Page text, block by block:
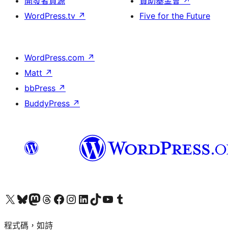
WordPress.tv ↗
Five for the Future
WordPress.com ↗
Matt ↗
bbPress ↗
BuddyPress ↗
查看我們的 X (之前的 Twitter) 帳號造訪我們的 Bluesky 帳號造訪我們的 Mastodon 帳號造訪我們的 Threads 帳號 造訪我們的 Facebook 粉絲專頁Visit our Instagram account
Visit our LinkedIn account
造訪我們的 TikTok 帳號Visit our YouTube channel
造訪我們的 Tumblr 帳號
程式碼，如詩